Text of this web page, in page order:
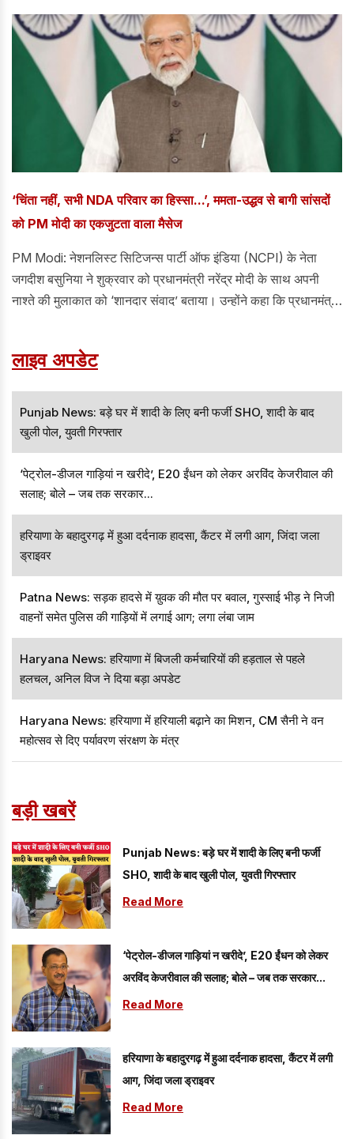
‘चिंता नहीं, सभी NDA परिवार का हिस्सा...’, ममता-उद्धव से बागी सांसदों
को PM मोदी का एकजुटता वाला मैसेज
PM Modi: नेशनलिस्ट सिटिजन्स पार्टी ऑफ इंडिया (NCPI) के नेता
जगदीश बसुनिया ने शुक्रवार को प्रधानमंत्री नरेंद्र मोदी के साथ अपनी
नाश्ते की मुलाकात को ‘शानदार संवाद’ बताया। उन्होंने कहा कि प्रधानमंत्री
लाइव अपडेट
Punjab News: बड़े घर में शादी के लिए बनी फर्जी SHO, शादी के बाद
खुली पोल, युवती गिरफ्तार
‘पेट्रोल-डीजल गाड़ियां न खरीदे’, E20 ईंधन को लेकर अरविंद केजरीवाल की
सलाह; बोले – जब तक सरकार...
हरियाणा के बहादुरगढ़ में हुआ दर्दनाक हादसा, कैंटर में लगी आग, जिंदा जला
ड्राइवर
Patna News: सड़क हादसे में य़ुवक की मौत पर बवाल, गुस्साई भीड़ ने निजी
वाहनों समेत पुलिस की गाड़ियों में लगाई आग; लगा लंबा जाम
Haryana News: हरियाणा में बिजली कर्मचारियों की हड़ताल से पहले
हलचल, अनिल विज ने दिया बड़ा अपडेट
Haryana News: हरियाणा में हरियाली बढ़ाने का मिशन, CM सैनी ने वन
महोत्सव से दिए पर्यावरण संरक्षण के मंत्र
बड़ी खबरें
Punjab News: बड़े घर में शादी के लिए बनी फर्जी
SHO, शादी के बाद खुली पोल, युवती गिरफ्तार
Read More
‘पेट्रोल-डीजल गाड़ियां न खरीदे’, E20 ईंधन को लेकर
अरविंद केजरीवाल की सलाह; बोले – जब तक सरकार...
Read More
हरियाणा के बहादुरगढ़ में हुआ दर्दनाक हादसा, कैंटर में लगी
आग, जिंदा जला ड्राइवर
Read More